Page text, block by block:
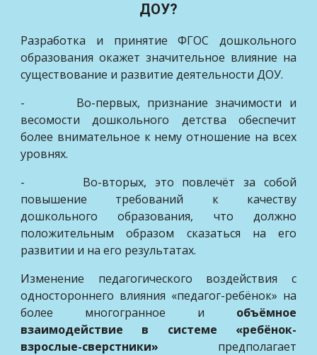
ДОУ?
Разработка и принятие ФГОС дошкольного
образования окажет значительное влияние на
существование и развитие деятельности ДОУ.
- Во-первых, признание значимости и
весомости дошкольного детства обеспечит
более внимательное к нему отношение на всех
уровнях.
- Во-вторых, это повлечёт за собой
повышение требований к качеству
дошкольного образования, что должно
положительным образом сказаться на его
развитии и на его результатах.
Изменение педагогического воздействия с
одностороннего влияния «педагог-ребёнок» на
более многогранное и объёмное
взаимодействие в системе «ребёнок-
взрослые-сверстники» предполагает